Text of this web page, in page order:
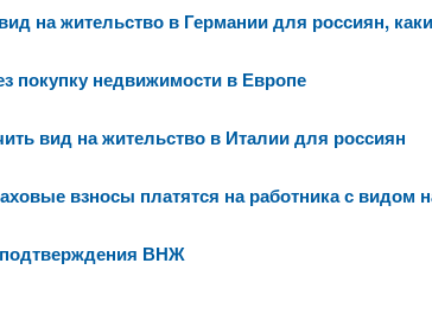
на жительство в Германии для россиян,
покупку недвижимости в Европе
вид на жительство в Италии для россиян
взносы платятся на работника с видом
ВНЖ